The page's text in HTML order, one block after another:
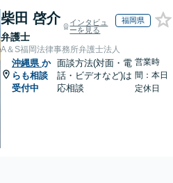
柴田 啓介
弁護士
インタビュ
ーを見る
福岡県
A＆S福岡法律事務所弁護士法人
沖縄県 か
らも相談
受付中
面談方法(対面・電
話・ビデオなど)は
応相談
営業時
間：本日
定休日